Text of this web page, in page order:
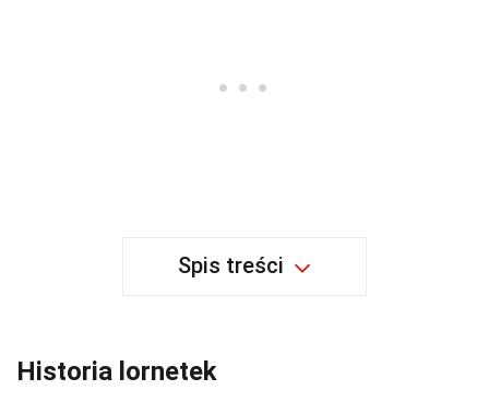
Spis treści
Historia lornetek